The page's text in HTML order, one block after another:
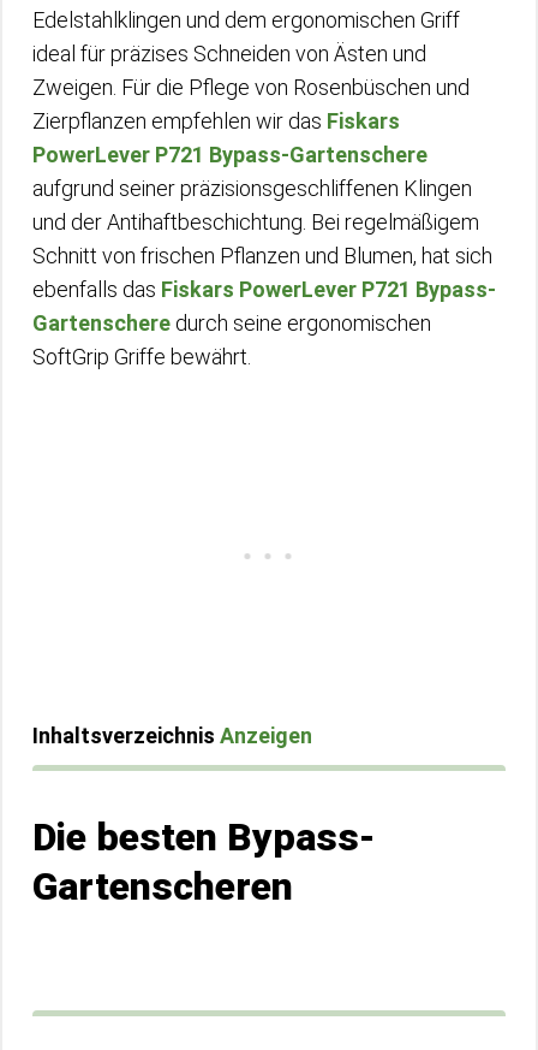
Edelstahlklingen und dem ergonomischen Griff
ideal für präzises Schneiden von Ästen und
Zweigen. Für die Pflege von Rosenbüschen und
Zierpflanzen empfehlen wir das Fiskars
PowerLever P721 Bypass-Gartenschere
aufgrund seiner präzisionsgeschliffenen Klingen
und der Antihaftbeschichtung. Bei regelmäßigem
Schnitt von frischen Pflanzen und Blumen, hat sich
ebenfalls das Fiskars PowerLever P721 Bypass-
Gartenschere durch seine ergonomischen
SoftGrip Griffe bewährt.
Inhaltsverzeichnis Anzeigen
Die besten Bypass-
Gartenscheren